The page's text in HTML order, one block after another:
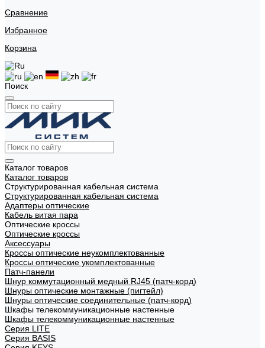
Сравнение
Избранное
Корзина
Поиск
Каталог товаров
Каталог товаров
Структурированная кабельная система
Структурированная кабельная система
Адаптеры оптические
Кабель витая пара
Оптические кроссы
Оптические кроссы
Аксессуары
Кроссы оптические неукомплектованные
Кроссы оптические укомплектованные
Патч-панели
Шнур коммутационный медный RJ45 (патч-корд)
Шнуры оптические монтажные (пигтейл)
Шнуры оптические соединительные (патч-корд)
Шкафы телекоммуникационные настенные
Шкафы телекоммуникационные настенные
Cерия LITE
Cерия BASIS